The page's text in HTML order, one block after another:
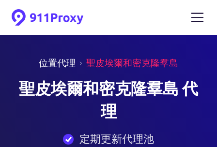
位置代理 聖皮埃爾和密克隆羣島
聖皮埃爾和密克隆羣島 代
理
定期更新代理池